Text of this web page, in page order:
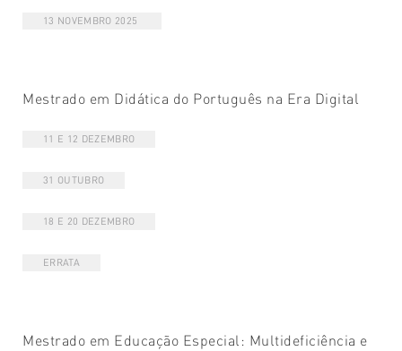
13 NOVEMBRO 2025
Mestrado em Didática do Português na Era Digital
11 E 12 DEZEMBRO
31 OUTUBRO
18 E 20 DEZEMBRO
ERRATA
Mestrado em Educação Especial: Multideficiência e